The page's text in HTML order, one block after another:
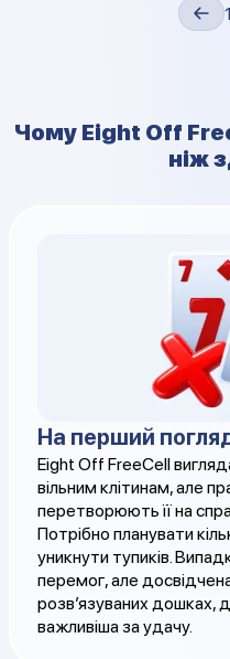
1
Чому Eight Off
ніж
На перший
Eight Off FreeCell
вільним клітинам, але
перетворюють її на
Потрібно планувати
уникнути тупиків.
перемог, але
розв’язуваних дошках,
важливіша за удачу.